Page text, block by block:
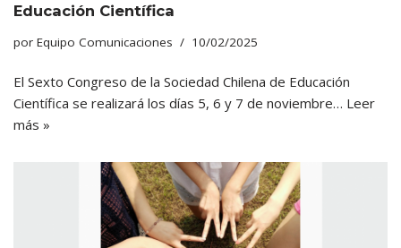
Educación Científica
por Equipo Comunicaciones 10/02/2025
El Sexto Congreso de la Sociedad Chilena de Educación
Científica se realizará los días 5, 6 y 7 de noviembre… Leer
más »